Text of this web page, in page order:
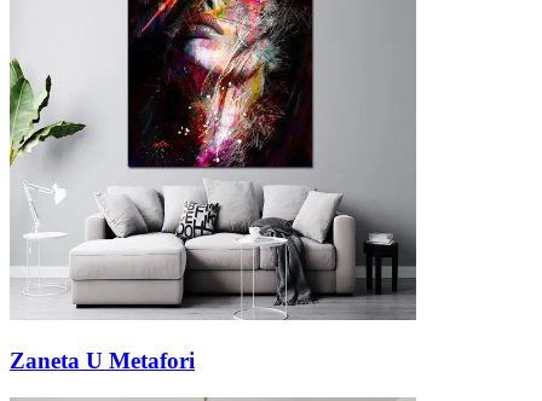
Zaneta U Metafori